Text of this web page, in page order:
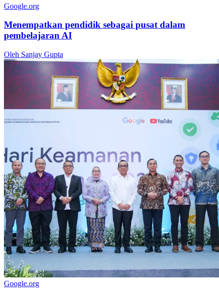
Google.org
Menempatkan pendidik sebagai pusat dalam
pembelajaran AI
Oleh Sanjay Gupta
Google.org